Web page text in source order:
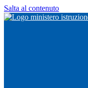
Salta al contenuto